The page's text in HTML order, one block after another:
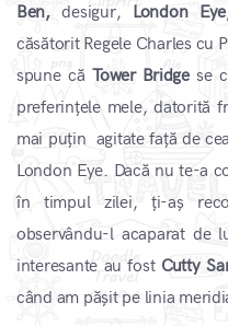
Ben,desigur, London
căsătorit Regele Charles cu
spune căTower Bridgese
preferințele mele, datorită
mai puțin agitate față de
London Eye. Dacă nu te-a
în timpul zilei, ți-aș
observându-l acaparat de
interesante au fost Cutty
când am pășit pe linia